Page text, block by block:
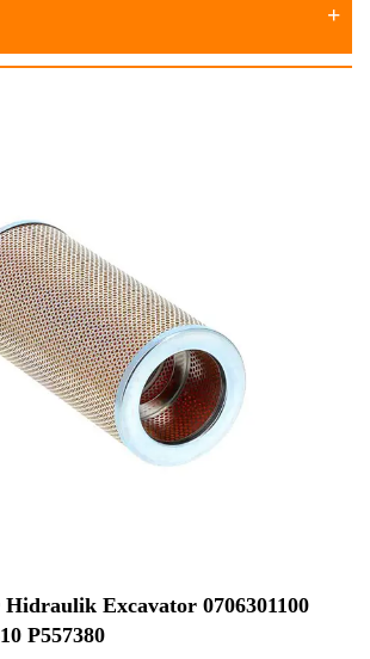
Excavator 0706301100
P557380